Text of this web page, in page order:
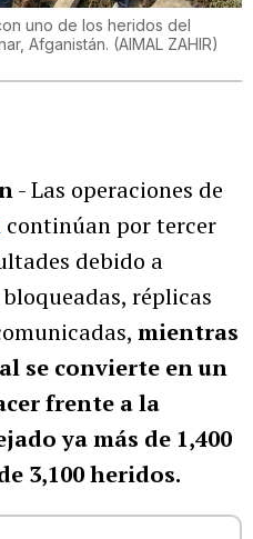
uno de los heridos del
Afganistán. (AIMAL ZAHIR)
- Las operaciones de
continúan por tercer
debido a
réplicas
mientras
se convierte en un
frente a la
ya más de 1,400
3,100 heridos.